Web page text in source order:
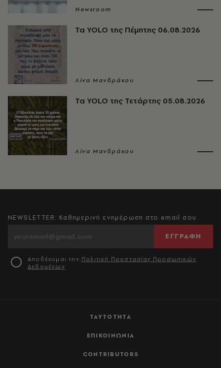
Newsroom
Τα YOLO της Πέμπτης 06.08.2026
Λίνα Μανδράκου
Τα YOLO της Τετάρτης 05.08.2026
Λίνα Μανδράκου
ΤΑΥΤΟΤΗΤΑ
ΕΠΙΚΟΙΝΩΝΙΑ
CONTRIBUTORS
NEWSLETTER: Καθημερινή ενημέρωση στο email σου
ΕΓΓΡΑΦΗ
Αποδέχομαι την Πολιτική Προστασίας Προσωπικών
Δεδομένων